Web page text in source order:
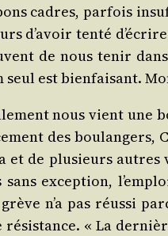
cadres, par­fois
d’a­voir ten­té
de nous tenir
est bien­fai­sant.
nous vient
des bou­lan­gers,
et de plu­sieurs
excep­tion,
n’a pas réus­si
« La